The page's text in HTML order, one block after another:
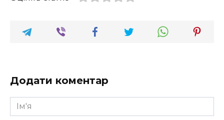
Додати коментар
Ім'я
*